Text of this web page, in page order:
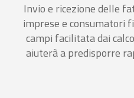
Invio e ricezione delle
imprese e consumatori
campi facilitata dai
aiuterà a predisporre